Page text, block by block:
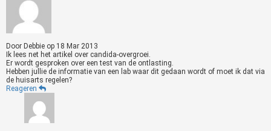
Door Debbie op 18 Mar 2013
Ik lees net het artikel over candida-overgroei.
Er wordt gesproken over een test van de ontlasting.
Hebben jullie de informatie van een lab waar dit gedaan wordt of moet ik dat via
de huisarts regelen?
Reageren